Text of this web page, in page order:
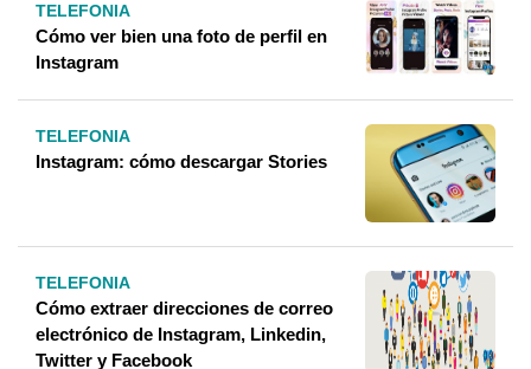
TELEFONIA
Cómo ver bien una foto de perfil en
Instagram
TELEFONIA
Instagram: cómo descargar Stories
TELEFONIA
Cómo extraer direcciones de correo
electrónico de Instagram, Linkedin,
Twitter y Facebook